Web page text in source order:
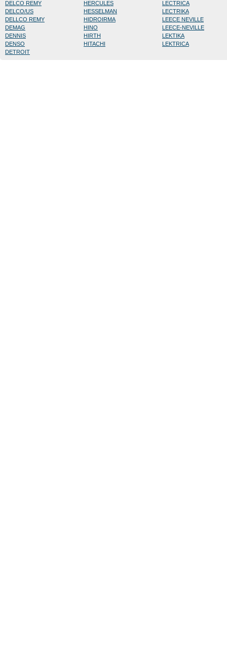
DELCO REMY
DELCO/US
DELLCO REMY
DEMAG
DENNIS
DENSO
DETROIT
HERCULES
HESSELMAN
HIDROIRMA
HINO
HIRTH
HITACHI
LECTRICA
LECTRIKA
LEECE NEVILLE
LEECE-NEVILLE
LEKTIKA
LEKTRICA